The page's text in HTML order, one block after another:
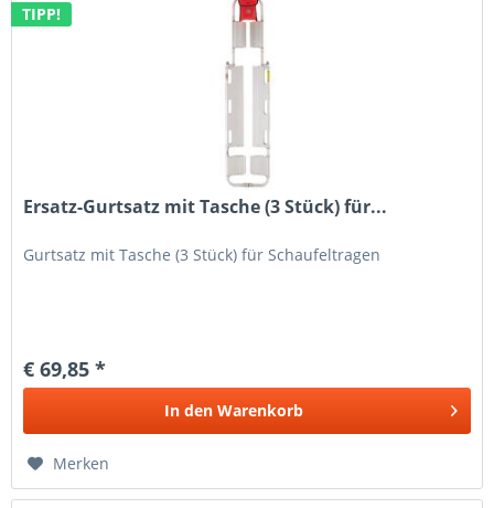
TIPP!
Ersatz-Gurtsatz mit Tasche (3 Stück) für...
Gurtsatz mit Tasche (3 Stück) für Schaufeltragen
€ 69,85 *
In den Warenkorb
Merken